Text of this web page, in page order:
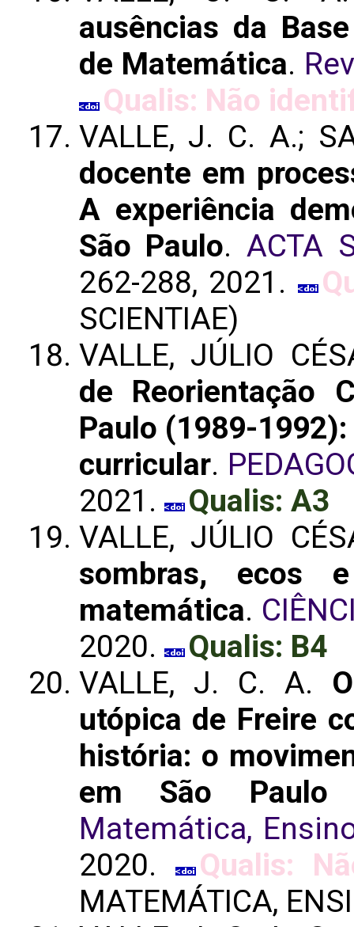
ausências da
de Matemática.
Qualis: Não
VALLE, J. C. A.;
docente em
A experiência
São Paulo.ACTA
262-288, 2021.
SCIENTIAE)
VALLE, JÚLIO
de Reorientação
Paulo (1989-
curricular.
2021.
Qualis: A3
VALLE, JÚLIO
sombras, ecos
matemática.
2020.
Qualis: B4
VALLE, J. C. A.
utópica de Freire
história: o
em São Paulo
Matemática,
2020.
Qualis:
MATEMÁTICA,